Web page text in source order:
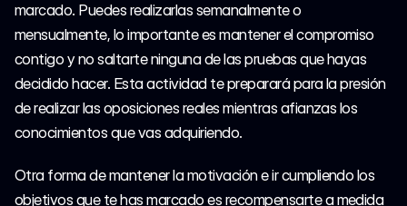
marcado. Puedes realizarlas semanalmente o
mensualmente, lo importante es mantener el compromiso
contigo y no saltarte ninguna de las pruebas que hayas
decidido hacer. Esta actividad te preparará para la presión
de realizar las oposiciones reales mientras afianzas los
conocimientos que vas adquiriendo.
Otra forma de mantener la motivación e ir cumpliendo los
objetivos que te has marcado es recompensarte a medida